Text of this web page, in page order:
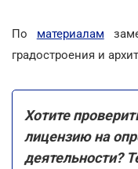
По материалам
градостроения и
Хотите
лицензию на
деятельности?